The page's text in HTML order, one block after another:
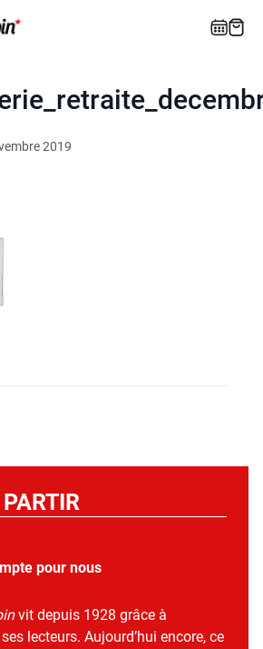
2019
pour nous
vit depuis 1928 grâce à
lecteurs. Aujourd’hui encore, ce